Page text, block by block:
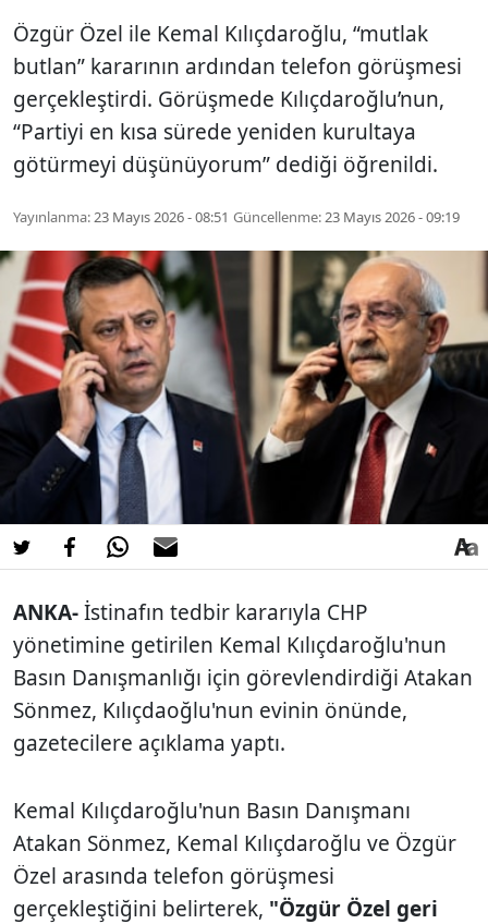
Özgür Özel ile Kemal Kılıçdaroğlu, “mutlak
butlan” kararının ardından telefon görüşmesi
gerçekleştirdi. Görüşmede Kılıçdaroğlu’nun,
“Partiyi en kısa sürede yeniden kurultaya
götürmeyi düşünüyorum” dediği öğrenildi.
Yayınlanma:23 Mayıs 2026 - 08:51 Güncellenme:23 Mayıs 2026 - 09:19
ANKA-İstinafın tedbir kararıyla CHP
yönetimine getirilen Kemal Kılıçdaroğlu'nun
Basın Danışmanlığı için görevlendirdiği Atakan
Sönmez, Kılıçdaoğlu'nun evinin önünde,
gazetecilere açıklama yaptı.
Kemal Kılıçdaroğlu'nun Basın Danışmanı
Atakan Sönmez, Kemal Kılıçdaroğlu ve Özgür
Özel arasında telefon görüşmesi
gerçekleştiğini belirterek, "Özgür Özel geri